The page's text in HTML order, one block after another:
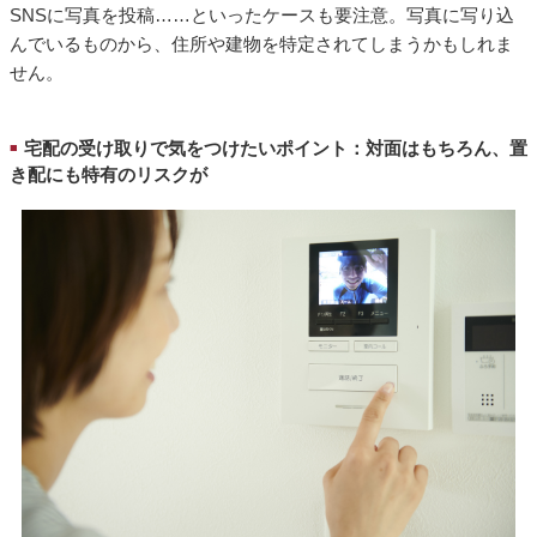
SNSに写真を投稿……といったケースも要注意。写真に写り込
んでいるものから、住所や建物を特定されてしまうかもしれま
せん。
■ 宅配の受け取りで気をつけたいポイント：対面はもちろん、置
き配にも特有のリスクが